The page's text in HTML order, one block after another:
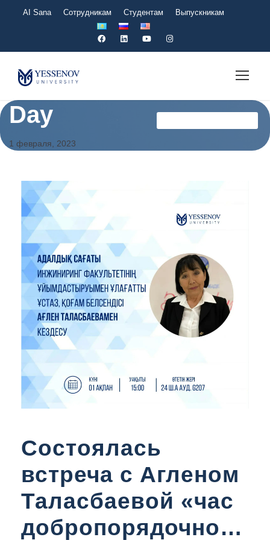
AI Sana Сотрудникам Студентам Выпускникам
Day
1 февраля, 2023
Состоялась
встреча с Агленом
Таласбаевой «час
добропорядочност